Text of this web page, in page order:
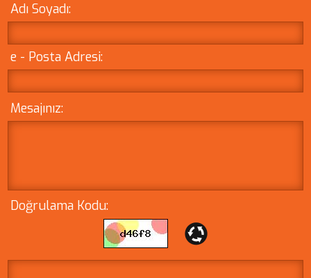
Adı Soyadı:
e - Posta Adresi:
Mesajınız:
Doğrulama Kodu: